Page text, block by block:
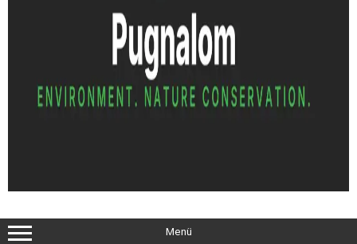
Menü